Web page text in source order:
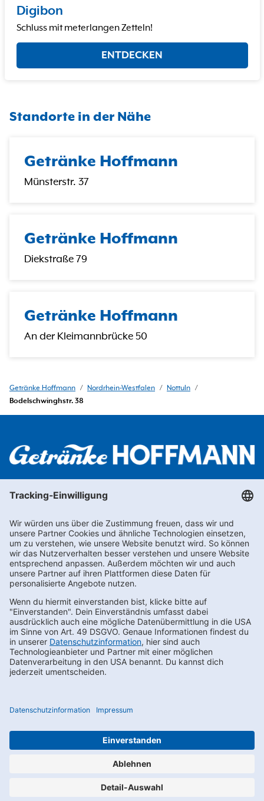
Digibon
Schluss mit meterlangen Zetteln!
ENTDECKEN
Standorte in der Nähe
Getränke Hoffmann
Münsterstr. 37
Getränke Hoffmann
Diekstraße 79
Getränke Hoffmann
An der Kleimannbrücke 50
Getränke Hoffmann / Nordrhein-Westfalen / Nottuln /
Bodelschwinghstr. 38
Newsletter abonnieren
Kontakt
FAQs
Karriere
Datenschutz
Compliance
Impressum
Privacy Settings